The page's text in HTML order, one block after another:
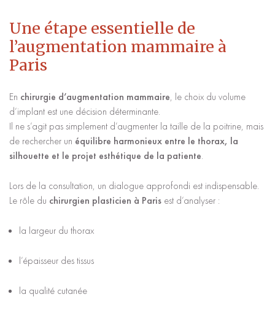
Une étape essentielle de
l’augmentation mammaire à
Paris
En chirurgie d’augmentation mammaire, le choix du volume
d’implant est une décision déterminante.
Il ne s’agit pas simplement d’augmenter la taille de la poitrine, mais
de rechercher un équilibre harmonieux entre le thorax, la
silhouette et le projet esthétique de la patiente.
Lors de la consultation, un dialogue approfondi est indispensable.
Le rôle du chirurgien plasticien à Paris est d’analyser :
la largeur du thorax
l’épaisseur des tissus
la qualité cutanée